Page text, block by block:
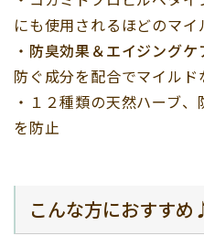
にも使用されるほどのマ
・ 防臭効果＆エイジングケ
防ぐ成分を配合でマイルド
・１２種類の天然ハーブ
を防止
こんな方におすすめ